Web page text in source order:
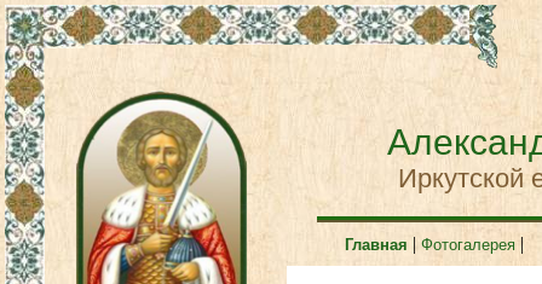
Иркутской
Главная | Фотогалерея |